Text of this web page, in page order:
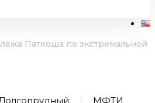
Паткоша по экстремальной
МФТИ